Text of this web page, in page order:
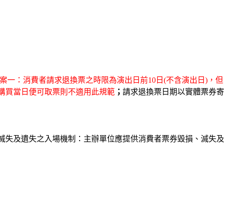
一：消費者請求退換票之時限為演出日前10日(不含演出日)，但
買當日便可取票則不適用此規範 ； 請求退換票日期以實體票券寄
及遺失之入場機制：主辦單位應提供消費者票券毀損、滅失及